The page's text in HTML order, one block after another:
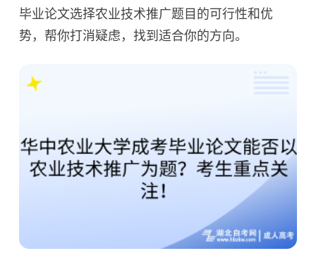
毕业论文选择农业技术推广题目的可行性和优
势，帮你打消疑虑，找到适合你的方向。